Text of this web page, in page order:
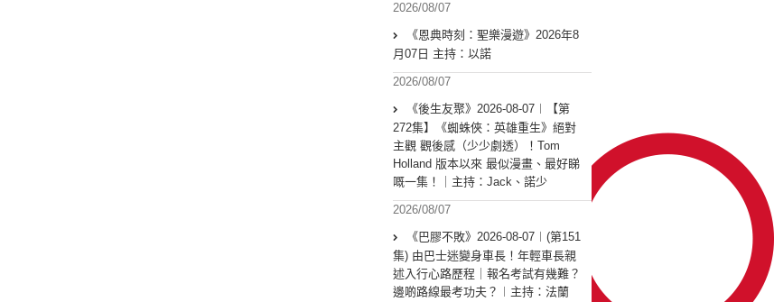
2026/08/07
《恩典時刻：聖樂漫遊》2026年8
月07日 主持：以諾
2026/08/07
《後生友聚》2026-08-07︱【第
272集】《蜘蛛俠：英雄重生》絕對
主觀 觀後感（少少劇透）！Tom
Holland 版本以來 最似漫畫、最好睇
嘅一集！｜主持：Jack、諾少
2026/08/07
《巴膠不敗》2026-08-07︱(第151
集) 由巴士迷變身車長！年輕車長親
述入行心路歷程｜報名考試有幾難？
邊啲路線最考功夫？︱主持：法蘭